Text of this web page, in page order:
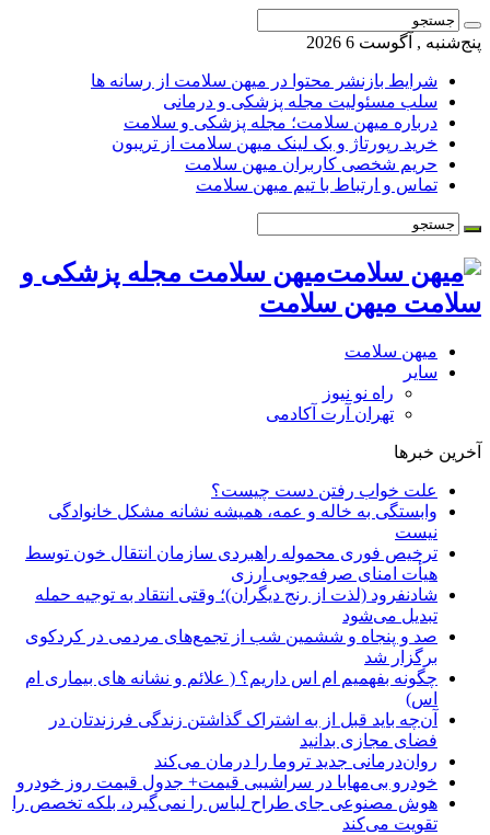
پنج‌شنبه , آگوست 6 2026
شرایط بازنشر محتوا در میهن سلامت از رسانه ها
سلب مسئولیت مجله پزشکی و درمانی
درباره میهن سلامت؛ مجله پزشکی و سلامت
خرید رپورتاژ و بک لینک میهن سلامت از تریبون
حریم شخصی کاربران میهن سلامت
تماس و ارتباط با تیم میهن سلامت
میهن سلامت مجله پزشکی و
سلامت میهن سلامت
میهن سلامت
سایر
راه نو نیوز
تهران آرت آکادمی
آخرین خبرها
علت خواب رفتن دست چیست؟
وابستگی به خاله و عمه، همیشه نشانه مشکل خانوادگی
نیست
ترخیص فوری محموله راهبردی سازمان انتقال خون توسط
هیأت امنای صرفه‌جویی ارزی
شادنفرود (لذت از رنج دیگران)؛ وقتی انتقاد به توجیه حمله
تبدیل می‌شود
صد و پنجاه‌ و ششمین شب از تجمع‌های مردمی در کردکوی
برگزار شد
چگونه بفهمیم ام اس داریم؟ ( علائم و نشانه های بیماری ام
اس)
آن‌چه باید قبل از به اشتراک گذاشتن زندگی فرزندتان در
فضای مجازی بدانید
روان‌درمانی جدید تروما را درمان می‌کند
خودرو بی‌مهابا در سراشیبی قیمت+ جدول قیمت روز خودرو
هوش مصنوعی جای طراح لباس را نمی‌گیرد، بلکه تخصص را
تقویت می‌کند